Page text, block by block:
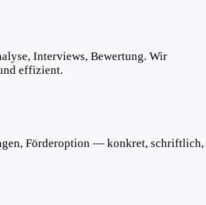
Interviews, Bewertung. Wir
effizient.
Förderoption — konkret, schriftlich,